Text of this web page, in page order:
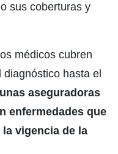
sus coberturas y
médicos cubren
hasta el
aseguradoras
enfermedades que
vigencia de la